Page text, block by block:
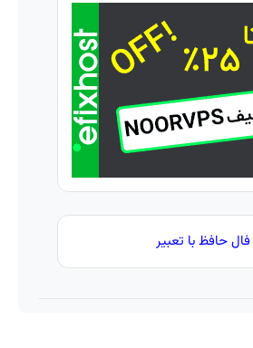
فوق‌العاده)
فال حافظ با تعبیر